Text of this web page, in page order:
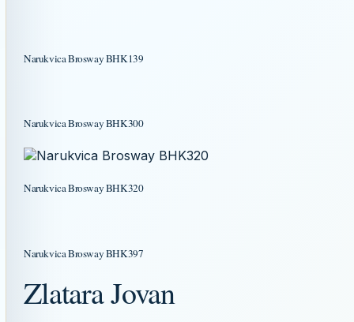
Narukvica Brosway BHK139
Narukvica Brosway BHK300
Narukvica Brosway BHK320
Narukvica Brosway BHK397
Zlatara Jovan